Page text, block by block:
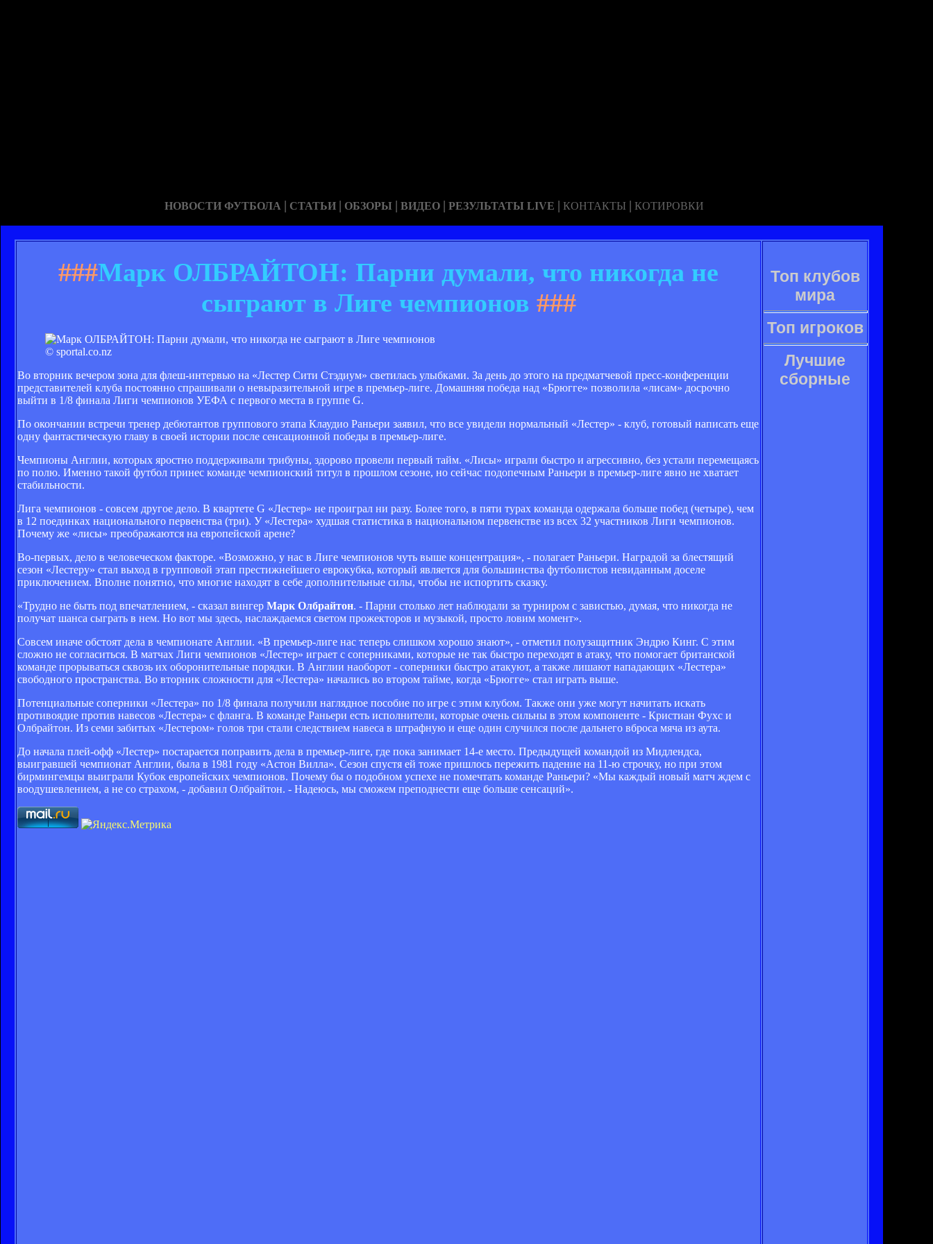
НОВОСТИ ФУТБОЛА | СТАТЬИ | ОБЗОРЫ | ВИДЕО | РЕЗУЛЬТАТЫ LIVE | КОНТАКТЫ | КОТИРОВКИ
###Марк ОЛБРАЙТОН: Парни думали, что никогда не
сыграют в Лиге чемпионов ###
© sportal.co.nz
Во вторник вечером зона для флеш-интервью на «Лестер Сити Стэдиум» светилась улыбками. За день до этого на предматчевой пресс-конференции
представителей клуба постоянно спрашивали о невыразительной игре в премьер-лиге. Домашняя победа над «Брюгге» позволила «лисам» досрочно
выйти в 1/8 финала Лиги чемпионов УЕФА с первого места в группе G.
По окончании встречи тренер дебютантов группового этапа Клаудио Раньери заявил, что все увидели нормальный «Лестер» - клуб, готовый написать еще
одну фантастическую главу в своей истории после сенсационной победы в премьер-лиге.
Чемпионы Англии, которых яростно поддерживали трибуны, здорово провели первый тайм. «Лисы» играли быстро и агрессивно, без устали перемещаясь
по полю. Именно такой футбол принес команде чемпионский титул в прошлом сезоне, но сейчас подопечным Раньери в премьер-лиге явно не хватает
стабильности.
Лига чемпионов - совсем другое дело. В квартете G «Лестер» не проиграл ни разу. Более того, в пяти турах команда одержала больше побед (четыре), чем
в 12 поединках национального первенства (три). У «Лестера» худшая статистика в национальном первенстве из всех 32 участников Лиги чемпионов.
Почему же «лисы» преображаются на европейской арене?
Во-первых, дело в человеческом факторе. «Возможно, у нас в Лиге чемпионов чуть выше концентрация», - полагает Раньери. Наградой за блестящий
сезон «Лестеру» стал выход в групповой этап престижнейшего еврокубка, который является для большинства футболистов невиданным доселе
приключением. Вполне понятно, что многие находят в себе дополнительные силы, чтобы не испортить сказку.
«Трудно не быть под впечатлением, - сказал вингер Марк Олбрайтон. - Парни столько лет наблюдали за турниром с завистью, думая, что никогда не
получат шанса сыграть в нем. Но вот мы здесь, наслаждаемся светом прожекторов и музыкой, просто ловим момент».
Совсем иначе обстоят дела в чемпионате Англии. «В премьер-лиге нас теперь слишком хорошо знают», - отметил полузащитник Эндрю Кинг. С этим
сложно не согласиться. В матчах Лиги чемпионов «Лестер» играет с соперниками, которые не так быстро переходят в атаку, что помогает британской
команде прорываться сквозь их оборонительные порядки. В Англии наоборот - соперники быстро атакуют, а также лишают нападающих «Лестера»
свободного пространства. Во вторник сложности для «Лестера» начались во втором тайме, когда «Брюгге» стал играть выше.
Потенциальные соперники «Лестера» по 1/8 финала получили наглядное пособие по игре с этим клубом. Также они уже могут начитать искать
противоядие против навесов «Лестера» с фланга. В команде Раньери есть исполнители, которые очень сильны в этом компоненте - Кристиан Фухс и
Олбрайтон. Из семи забитых «Лестером» голов три стали следствием навеса в штрафную и еще один случился после дальнего вброса мяча из аута.
До начала плей-офф «Лестер» постарается поправить дела в премьер-лиге, где пока занимает 14-е место. Предыдущей командой из Мидлендса,
выигравшей чемпионат Англии, была в 1981 году «Астон Вилла». Сезон спустя ей тоже пришлось пережить падение на 11-ю строчку, но при этом
бирмингемцы выиграли Кубок европейских чемпионов. Почему бы о подобном успехе не помечтать команде Раньери? «Мы каждый новый матч ждем с
воодушевлением, а не со страхом, - добавил Олбрайтон. - Надеюсь, мы сможем преподнести еще больше сенсаций».
Топ клубов
мира
Топ игроков
Лучшие
сборные